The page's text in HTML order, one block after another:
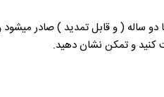
داشته باشید. چون اقامت شما دو ساله ( و قابل